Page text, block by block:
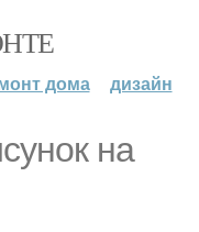
дома дизайн
на